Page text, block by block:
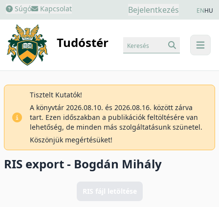
Súgó Kapcsolat Bejelentkezés ENHU
Tudóstér menu
Keresés
Tisztelt Kutatók!
A könyvtár 2026.08.10. és 2026.08.16. között zárva
tart. Ezen időszakban a publikációk feltöltésére van
lehetőség, de minden más szolgáltatásunk szünetel.
Köszönjük megértésüket!
RIS export - Bogdán Mihály
RIS fájl letöltése